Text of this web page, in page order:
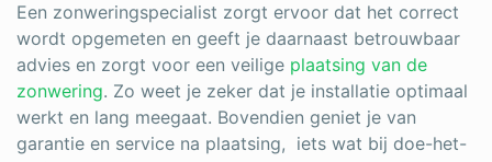
Een zonweringspecialist zorgt ervoor dat het correct
wordt opgemeten en geeft je daarnaast betrouwbaar
advies en zorgt voor een veilige plaatsing van de
zonwering. Zo weet je zeker dat je installatie optimaal
werkt en lang meegaat. Bovendien geniet je van
garantie en service na plaatsing, iets wat bij doe-het-